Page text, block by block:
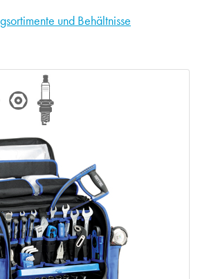
und Behältnisse